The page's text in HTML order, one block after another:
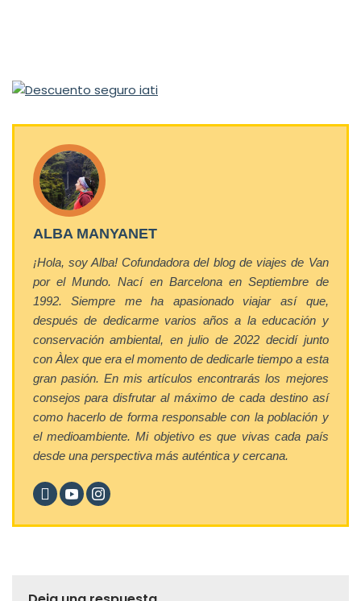
ALBA MANYANET
¡Hola, soy Alba! Cofundadora del blog de viajes de Van
por el Mundo. Nací en Barcelona en Septiembre de
1992. Siempre me ha apasionado viajar así que,
después de dedicarme varios años a la educación y
conservación ambiental, en julio de 2022 decidí junto
con Àlex que era el momento de dedicarle tiempo a esta
gran pasión. En mis artículos encontrarás los mejores
consejos para disfrutar al máximo de cada destino así
como hacerlo de forma responsable con la población y
el medioambiente. Mi objetivo es que vivas cada país
desde una perspectiva más auténtica y cercana.